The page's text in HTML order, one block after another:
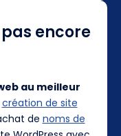
encore
au meilleur
création de site
de noms de